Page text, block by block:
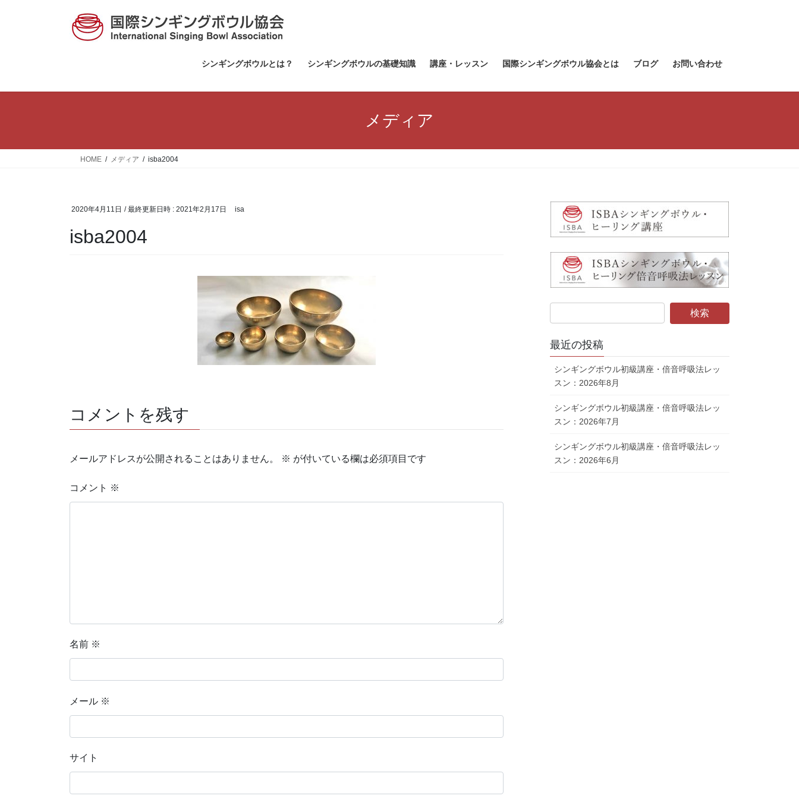
ス
ン
シンギングボウルとは？ シンギングボウルの基礎知識 講座・レッスン 国際シンギングボウル協会とは ブログ お問い合わせ
メディア
HOME メディア isba2004
2020年4月11日 / 最終更新日時 : 2021年2月17日 isa
isba2004
コメントを残す
メールアドレスが公開されることはありません。 ※ が付いている欄は必須項目です
コメント ※
名前 ※
メール ※
サイト
最近の投稿
シンギングボウル初級講座・倍音呼吸法レッ
スン：2026年8月
シンギングボウル初級講座・倍音呼吸法レッ
スン：2026年7月
シンギングボウル初級講座・倍音呼吸法レッ
スン：2026年6月